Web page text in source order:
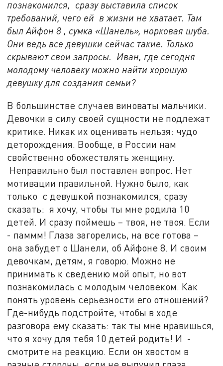
познакомился, сразу выставила список
требований, чего ей в жизни не хватает. Там
был Айфон 8 , сумка «Шанель», норковая шуба.
Они ведь все девушки сейчас такие. Только
скрывают свои запросы. Иван, где сегодня
молодому человеку можно найти хорошую
девушку для создания семьи?
В большинстве случаев виноваты мальчики.
Девочки в силу своей сущности не подлежат
критике. Никак их оценивать нельзя: чудо
деторождения. Вообще, в России нам
свойственно обожествлять женщину.
Неправильно был поставлен вопрос. Нет
мотивации правильной. Нужно было, как
только с девушкой познакомился, сразу
сказать: я хочу, чтобы ты мне родила 10
детей. И сразу поймешь – твоя, не твоя. Если
- паммм! Глаза загорелись, на все готова –
она забудет о Шанели, об Айфоне 8. И своим
девочкам, детям, я говорю. Можно не
принимать к сведению мой опыт, но вот
познакомилась с молодым человеком. Как
понять уровень серьезности его отношений?
Где-нибудь подстройте, чтобы в ходе
разговора ему сказать: так ты мне нравишься,
что я хочу для тебя 10 детей родить! И -
смотрите на реакцию. Если он хвостом в